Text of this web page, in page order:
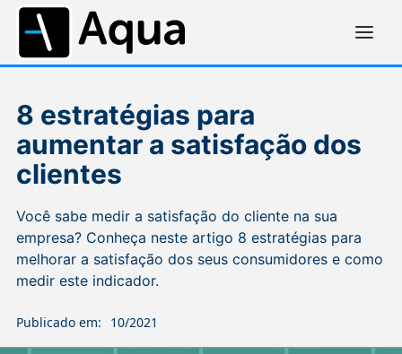
8 estratégias para
aumentar a satisfação dos
clientes
Você sabe medir a satisfação do cliente na sua
empresa? Conheça neste artigo 8 estratégias para
melhorar a satisfação dos seus consumidores e como
medir este indicador.
Publicado em: 10/2021